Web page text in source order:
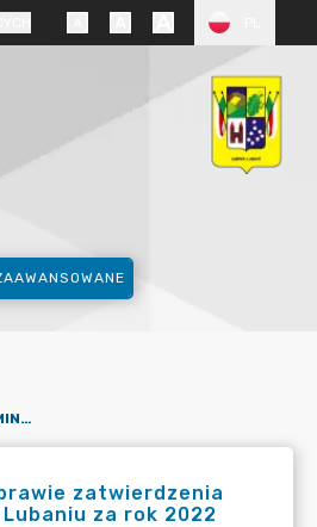
UCHWAŁA NR LXXX/418/2023 RADY GMINY LUBAŃ Z DNIA 22 CZERWCA 2023 R. W SPRAWIE ZATWIERDZENIA OCENY ZASOBÓW POMOCY SPOŁECZNEJ GMINNEGO OŚRODKA POMOCY SPOŁECZNEJ W LUBANIU ZA ROK 2022
zatwierdzenia
za rok 2022